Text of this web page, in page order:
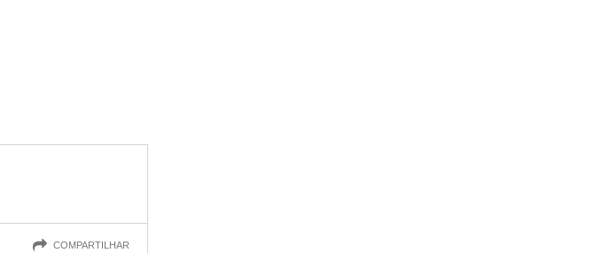
COMPARTILHAR